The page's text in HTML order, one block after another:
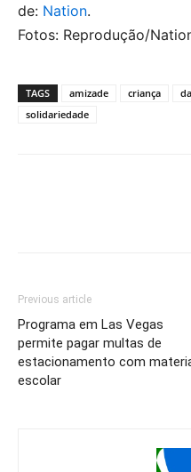
de: Nation.
Fotos: Reprodução/
TAGS amizade criança
solidariedade
Previous article
Programa em Las Vegas
permite pagar multas de
estacionamento com
escolar